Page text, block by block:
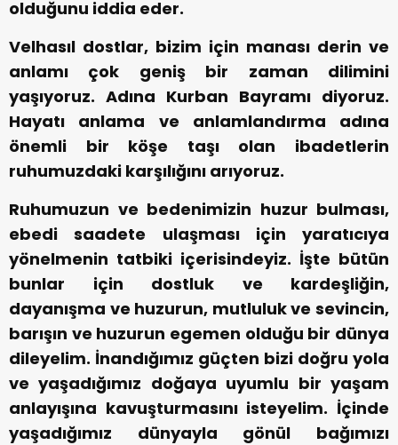
olduğunu iddia eder.
Velhasıl dostlar, bizim için manası derin ve
anlamı çok geniş bir zaman dilimini
yaşıyoruz. Adına Kurban Bayramı diyoruz.
Hayatı anlama ve anlamlandırma adına
önemli bir köşe taşı olan ibadetlerin
ruhumuzdaki karşılığını arıyoruz.
Ruhumuzun ve bedenimizin huzur bulması,
ebedi saadete ulaşması için yaratıcıya
yönelmenin tatbiki içerisindeyiz. İşte bütün
bunlar için dostluk ve kardeşliğin,
dayanışma ve huzurun, mutluluk ve sevincin,
barışın ve huzurun egemen olduğu bir dünya
dileyelim. İnandığımız güçten bizi doğru yola
ve yaşadığımız doğaya uyumlu bir yaşam
anlayışına kavuşturmasını isteyelim. İçinde
yaşadığımız dünyayla gönül bağımızı